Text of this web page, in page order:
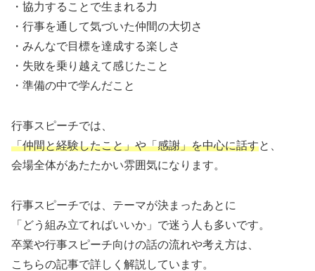
・協力することで生まれる力
・行事を通して気づいた仲間の大切さ
・みんなで目標を達成する楽しさ
・失敗を乗り越えて感じたこと
・準備の中で学んだこと
行事スピーチでは、
「仲間と経験したこと」や「感謝」を中心に話すと、
会場全体があたたかい雰囲気になります。
行事スピーチでは、テーマが決まったあとに
「どう組み立てればいいか」で迷う人も多いです。
卒業や行事スピーチ向けの話の流れや考え方は、
こちらの記事で詳しく解説しています。